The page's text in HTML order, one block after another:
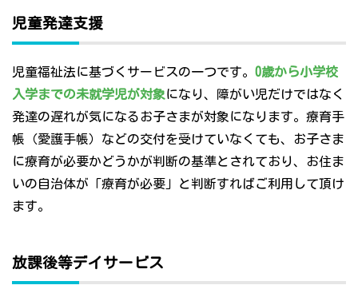
児童発達支援
児童福祉法に基づくサービスの一つです。 0歳から小学校
入学までの未就学児が対象になり、障がい児だけではなく
発達の遅れが気になるお子さまが対象になります。療育手
帳（愛護手帳）などの交付を受けていなくても、お子さま
に療育が必要かどうかが判断の基準とされており、お住ま
いの自治体が「療育が必要」と判断すればご利用して頂け
ます。
放課後等デイサービス